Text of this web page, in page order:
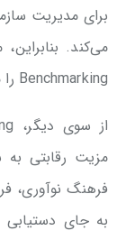
برای مدیریت
می‌کند.
Benchmarking را محدود کند.
مزیت رقابتی به
فرهنگ نوآوری،
به جای دستیابی